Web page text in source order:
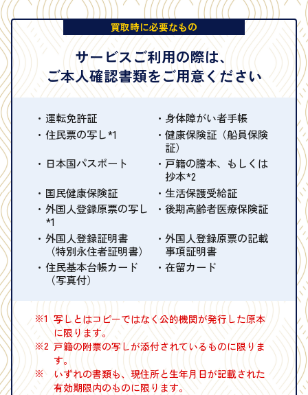
買取時に必要なもの
サービスご利用の際は、
ご本人確認書類をご用意ください
運転免許証
身体障がい者手帳
住民票の写し*1
健康保険証（船員保険
証）
日本国パスポート
戸籍の謄本、もしくは
抄本*2
国民健康保険証
生活保護受給証
外国人登録原票の写し
*1
後期高齢者医療保険証
外国人登録証明書
（特別永住者証明書）
外国人登録原票の記載
事項証明書
住民基本台帳カード
（写真付）
在留カード
※1 写しとはコピーではなく公的機関が発行した原本
に限ります。
※2 戸籍の附票の写しが添付されているものに限りま
す。
※
いずれの書類も、現住所と生年月日が記載された
有効期限内のものに限ります。